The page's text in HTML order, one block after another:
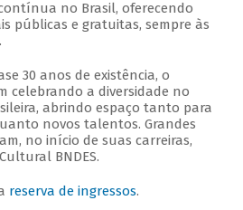
no Brasil, oferecendo
públicas e gratuitas, sempre às
.
30 anos de existência, o
celebrando a diversidade no
abrindo espaço tanto para
novos talentos. Grandes
no início de suas carreiras,
BNDES.
reserva de ingressos.